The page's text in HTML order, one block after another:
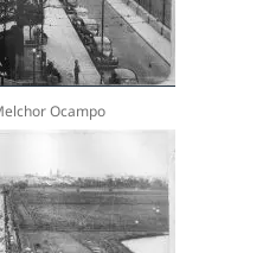
Ocampo